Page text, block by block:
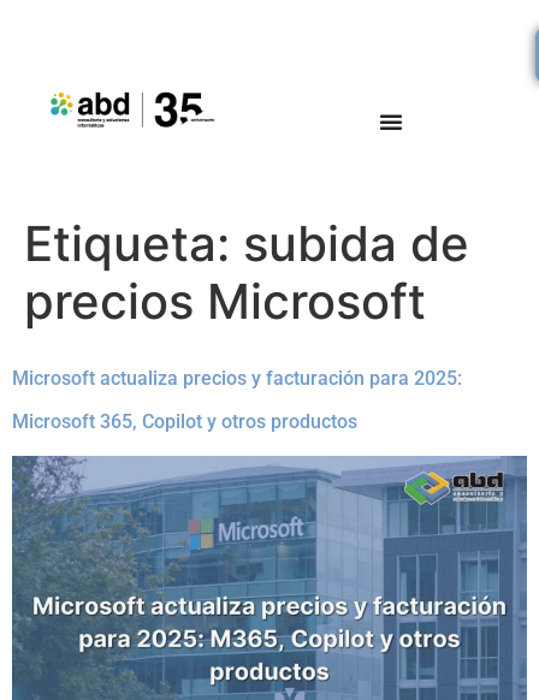
Etiqueta: subida de
precios Microsoft
Microsoft actualiza precios y facturación para 2025:
Microsoft 365, Copilot y otros productos